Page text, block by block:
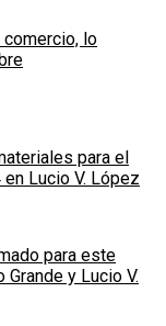
comercio, lo
para el
Lucio V. López
para este
y Lucio V.